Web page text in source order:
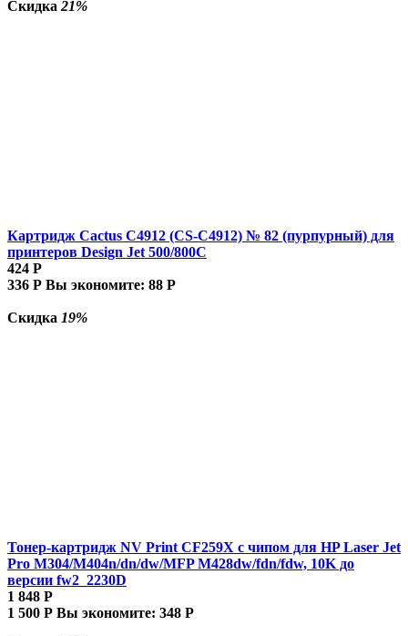
Скидка 21%
Картридж Cactus C4912 (CS-C4912) № 82 (пурпурный) для
принтеров Design Jet 500/800C
424 Р
336 Р Вы экономите: 88 Р
Скидка 19%
Тонер-картридж NV Print CF259X с чипом для HP Laser Jet
Pro M304/M404n/dn/dw/MFP M428dw/fdn/fdw, 10K до
версии fw2_2230D
1 848 Р
1 500 Р Вы экономите: 348 Р